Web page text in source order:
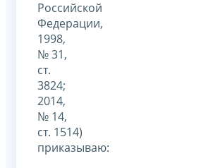
Российской
Федерации,
1998,
№ 31,
ст.
3824;
2014,
№ 14,
ст. 1514)
приказываю: